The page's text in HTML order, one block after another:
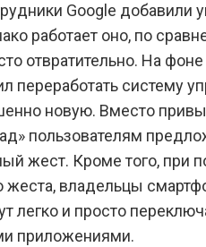
Google добавили
работает оно, по
отвратительно. На фоне
переработать систему
новую. Вместо
пользователям
жест. Кроме того, при
жеста, владельцы
легко и просто
приложениями.